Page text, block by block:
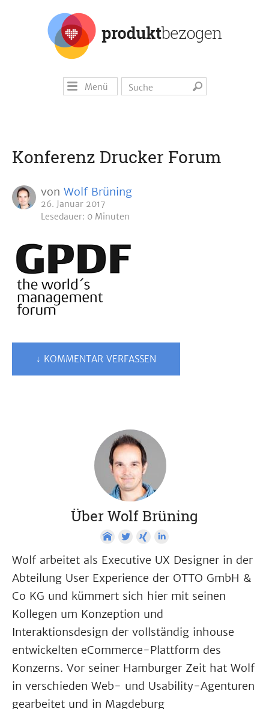
Menü
Konferenz Drucker Forum
von Wolf Brüning
26. Januar 2017
Lesedauer: 0 Minuten
↓ KOMMENTAR VERFASSEN
Über Wolf Brüning
Wolf arbeitet als Executive UX Designer in der
Abteilung User Experience der OTTO GmbH &
Co KG und kümmert sich hier mit seinen
Kollegen um Konzeption und
Interaktionsdesign der vollständig inhouse
entwickelten eCommerce-Plattform des
Konzerns. Vor seiner Hamburger Zeit hat Wolf
in verschieden Web- und Usability-Agenturen
gearbeitet und in Magdeburg